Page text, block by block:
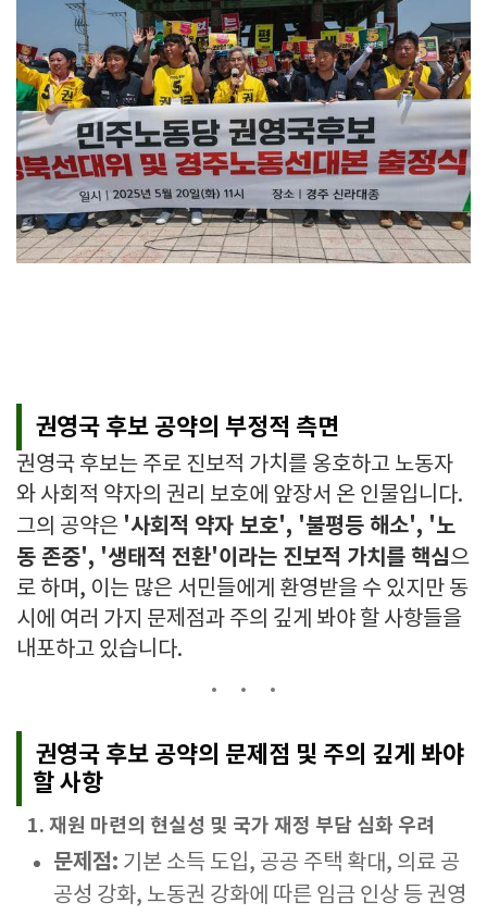
권영국 후보 공약의 부정적 측면
권영국 후보는 주로 진보적 가치를 옹호하고 노동자
와 사회적 약자의 권리 보호에 앞장서 온 인물입니다.
그의 공약은 '사회적 약자 보호', '불평등 해소', '노
동 존중', '생태적 전환'이라는 진보적 가치를 핵심으
로 하며, 이는 많은 서민들에게 환영받을 수 있지만 동
시에 여러 가지 문제점과 주의 깊게 봐야 할 사항들을
내포하고 있습니다.
권영국 후보 공약의 문제점 및 주의 깊게 봐야
할 사항
1. 재원 마련의 현실성 및 국가 재정 부담 심화 우려
문제점: 기본 소득 도입, 공공 주택 확대, 의료 공
공성 강화, 노동권 강화에 따른 임금 인상 등 권영